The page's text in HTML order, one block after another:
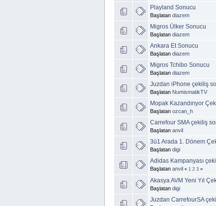
Playland Sonucu
Başlatan diazem
Migros Ülker Sonucu
Başlatan diazem
Ankara Et Sonucu
Başlatan diazem
Migros Tchibo Sonucu
Başlatan diazem
Juzdan iPhone çekiliş
Başlatan NumismatikTV
Mopak Kazandırıyor
Başlatan ozcan_h
Carrefour SMA çekiliş
Başlatan anvil
3ü1 Arada 1. Dönem
Başlatan digi
Adidas Kampanyası
Başlatan anvil « 1 2 3 »
Akasya AVM Yeni Yıl
Başlatan digi
Juzdan CarrefourSA